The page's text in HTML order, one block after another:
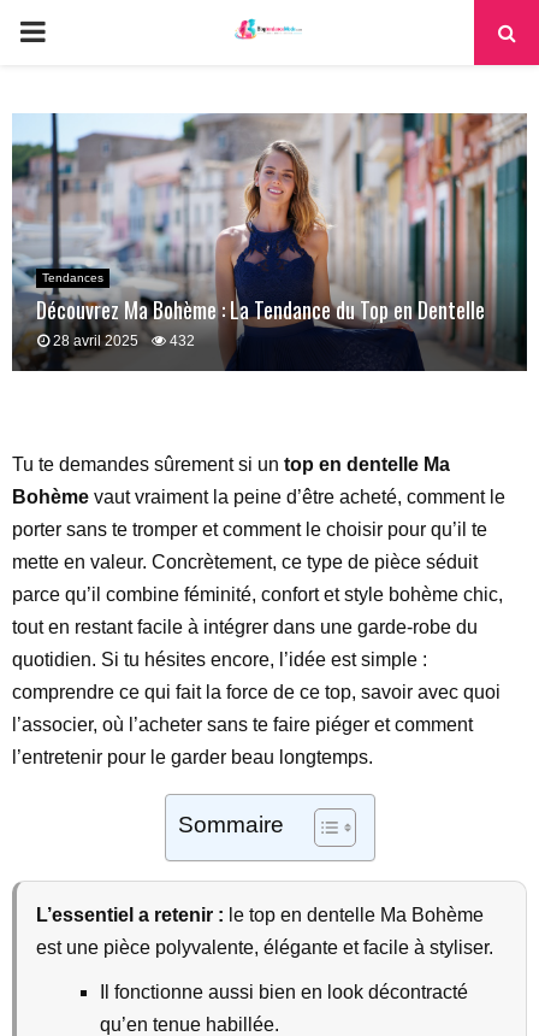
PRIMARY
Tendances
Découvrez Ma Bohème : La Tendance du Top en Dentelle
28 avril 2025 432
Tu te demandes sûrement si un top en dentelle Ma
Bohème vaut vraiment la peine d’être acheté, comment le
porter sans te tromper et comment le choisir pour qu’il te
mette en valeur. Concrètement, ce type de pièce séduit
parce qu’il combine féminité, confort et style bohème chic,
tout en restant facile à intégrer dans une garde-robe du
quotidien. Si tu hésites encore, l’idée est simple :
comprendre ce qui fait la force de ce top, savoir avec quoi
l’associer, où l’acheter sans te faire piéger et comment
l’entretenir pour le garder beau longtemps.
Sommaire
L’essentiel a retenir : le top en dentelle Ma Bohème
est une pièce polyvalente, élégante et facile à styliser.
Il fonctionne aussi bien en look décontracté
qu’en tenue habillée.